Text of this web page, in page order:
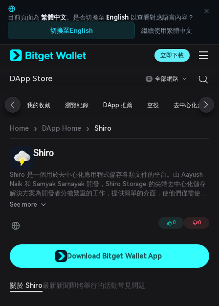
English
日本語
Tiếng Việt
Русский
Español (Latinoamérica)
Türkçe
Français
简体中文
繁體中文
Bahasa Indonesia
ภาษาไทย
Español
Português (Brasil)
目前頁面為 繁體中文。是否切換至 English 以查看對應語言內容？
切換至English 繼續使用繁體中文
立即下載
DApp Store 全部網路
我的收藏 瀏覽紀錄 DApp 推薦 空投 去中心化金融
Home › DApp Home › Shiro
Shiro
Shiro 是一個用於去中心化應用程式儲存各類文件的平台。由 Aayush
Naik 和 Samyak Sarnayak 開發，Shiro Storage 的尖端去中心化儲存
解決方案為開發者分擔繁重的工作，提供簡單的介面，使他們僅需使用
Solidity 合約及呼叫該合約的客戶端即可完成文件儲存。
See more
0 0
Download Bitget Wallet App
關於 Shiro最新新聞 即將舉行的活動常見問題